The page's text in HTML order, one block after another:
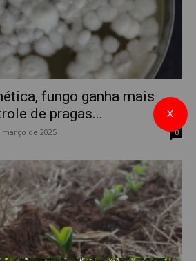
fungo ganha mais
de pragas...
março de 2025 0
X